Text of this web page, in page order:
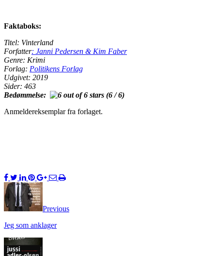
Faktaboks:
Titel: Vinterland
Forfatter: Janni Pedersen & Kim Faber
Genre: Krimi
Forlag: Politikens Forlag
Udgivet: 2019
Sider: 463
Bedømmelse:
(6 / 6)
Anmeldereksemplar fra forlaget.
Previous
Jeg som anklager